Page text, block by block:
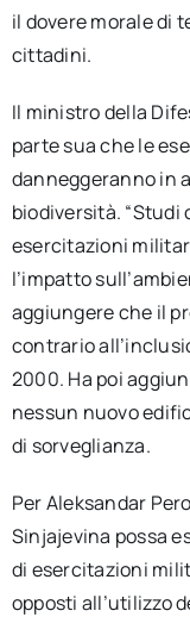
il dovere morale di
cittadini.
Il ministro della
parte sua che le
danneggeranno in
biodiversità.
esercitazioni
l’impatto
aggiungere che il
contrario
2000. Ha poi
nessun nuovo
di sorveglianza.
Per Aleksandar
Sinjajevina possa
di esercitazioni
opposti all’utilizzo